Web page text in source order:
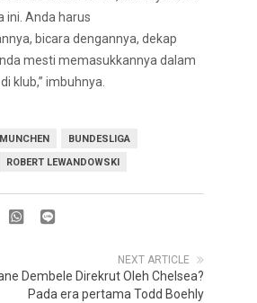
ini. Anda harus
bicara dengannya, dekap
mesti memasukkannya dalam
klub,” imbuhnya.
BUNDESLIGA
ROBERT LEWANDOWSKI
NEXT ARTICLE
Dembele Direkrut Oleh Chelsea?
Pada era pertama Todd Boehly